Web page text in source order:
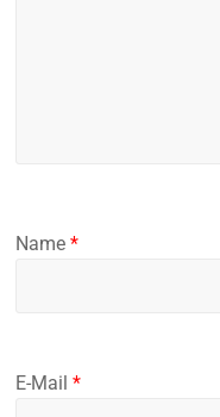
Name*
E-Mail*